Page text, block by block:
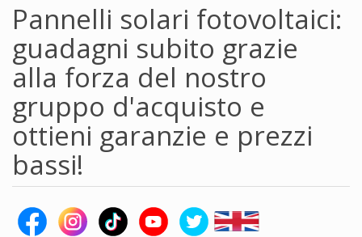
Pannelli solari fotovoltaici:
guadagni subito grazie
alla forza del nostro
gruppo d'acquisto e
ottieni garanzie e prezzi
bassi!